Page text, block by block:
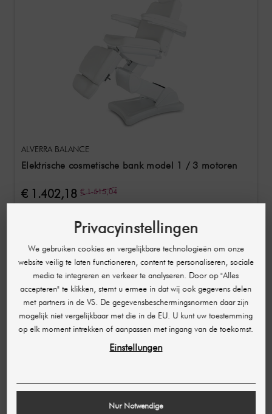
ALVERRA BALANCE
Elektrische cosmetische bank model 1 / 3 motoren
€ 1.402,18 € 1.515,04
Privacyinstellingen
We gebruiken cookies en vergelijkbare technologieën om onze
website veilig te laten functioneren, content te personaliseren, sociale
media te integreren en verkeer te analyseren. Door op "Alles
accepteren" te klikken, stemt u ermee in dat wij ook gegevens delen
met partners in de VS. De gegevensbeschermingsnormen daar zijn
mogelijk niet vergelijkbaar met die in de EU. U kunt uw toestemming
op elk moment intrekken of aanpassen met ingang van de toekomst.
Einstellungen
Nur Notwendige